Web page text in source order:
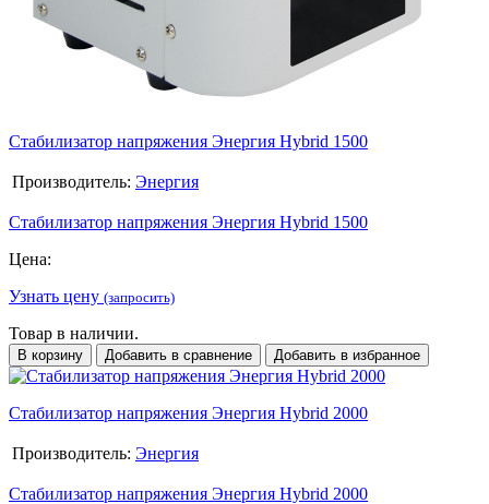
Стабилизатор напряжения Энергия Hybrid 1500
Производитель: Энергия
Стабилизатор напряжения Энергия Hybrid 1500
Цена:
Узнать цену (запросить)
Товар в наличии.
В корзину Добавить в сравнение Добавить в избранное
Стабилизатор напряжения Энергия Hybrid 2000
Производитель: Энергия
Стабилизатор напряжения Энергия Hybrid 2000